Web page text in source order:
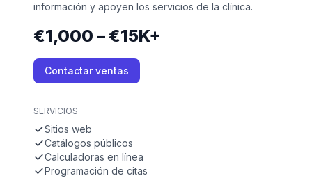
información y apoyen los servicios de la clínica.
€1,000 – €15K+
Contactar ventas
SERVICIOS
Sitios web
Catálogos públicos
Calculadoras en línea
Programación de citas